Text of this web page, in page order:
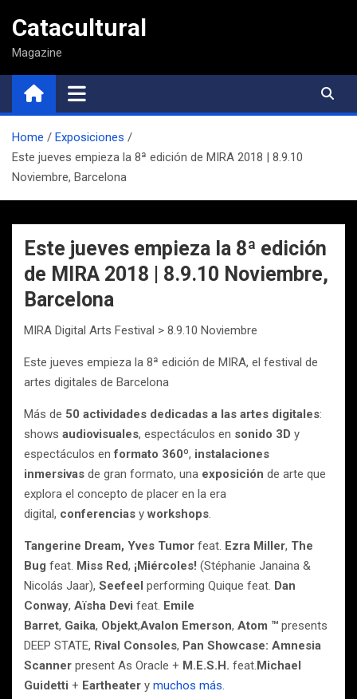
contenido
Catacultural
Magazine
Home
Exposiciones
Este jueves empieza la 8ª edición de MIRA 2018 | 8.9.10
Noviembre, Barcelona
Este jueves empieza la 8ª edición
de MIRA 2018 | 8.9.10 Noviembre,
Barcelona
MIRA Digital Arts Festival > 8.9.10 Noviembre
Este jueves empieza la 8ª edición de MIRA, el festival de
artes digitales de Barcelona
Más de 50 actividades dedicadas a las artes digitales:
shows audiovisuales, espectáculos en sonido 3D y
espectáculos enformato 360º, instalaciones
inmersivas de gran formato, una exposición de arte que
explora el concepto de placer en la era
digital, conferencias yworkshops.
Tangerine Dream, Yves Tumor feat. Ezra Miller, The
Bug feat. Miss Red, ¡Miércoles! (Stéphanie Janaina &
Nicolás Jaar), Seefeel performing Quique feat. Dan
Conway, Aïsha Devi feat. Emile
Barret, Gaika, Objekt,Avalon Emerson, Atom ™ presents
DEEP STATE, Rival Consoles, Pan Showcase: Amnesia
Scanner present As Oracle + M.E.S.H. feat.Michael
Guidetti + Eartheater y muchos más.